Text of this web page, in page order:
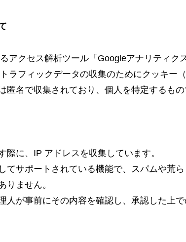
アクセス解析ツール「Googleアナリティク
ラフィックデータの収集のためにクッキー
匿名で収集されており、個人を特定するもの
際に、IP アドレスを収集しています。
てサポートされている機能で、スパムや荒
りません。
人が事前にその内容を確認し、承認した上